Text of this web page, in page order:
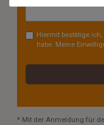
Hiermit bestätige
habe. Meine
* Mit der Anmeldung für